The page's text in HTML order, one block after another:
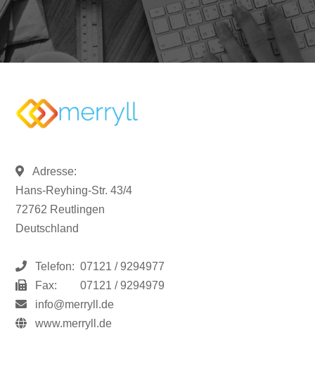
Adresse:
Hans-Reyhing-Str. 43/4
72762 Reutlingen
Deutschland
Telefon: 07121 / 9294977
Fax:
07121 / 9294979
info@merryll.de
www.merryll.de